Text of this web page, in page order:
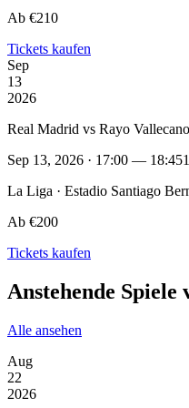
Ab €210
Tickets kaufen
Sep
13
2026
Real Madrid vs Rayo Vallecano
Sep 13, 2026 · 17:00 — 18:45
La Liga · Estadio Santiago
Ab €200
Tickets kaufen
Anstehende
Alle ansehen
Aug
22
2026